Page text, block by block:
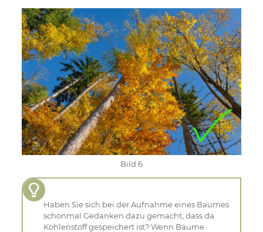
Bild 6
Haben Sie sich bei der Aufnahme eines Baumes
schonmal Gedanken dazu gemacht, dass da
Kohlenstoff gespeichert ist? Wenn Bäume